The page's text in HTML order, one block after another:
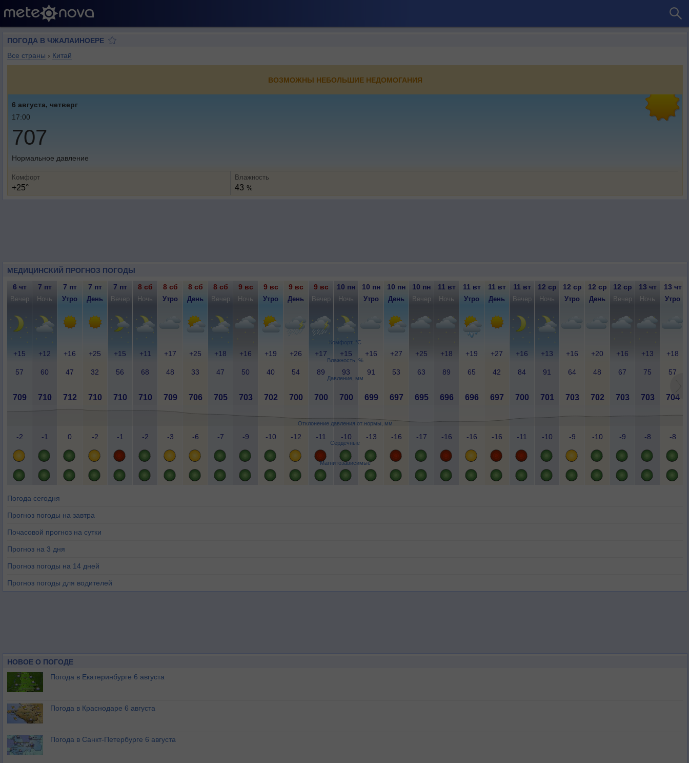
ПОГОДА В ЧЖАЛАИНОЕРЕ
Все страны › Китай
ВОЗМОЖНЫ НЕБОЛЬШИЕ НЕДОМОГАНИЯ
6 августа, четверг
17:00
707
Нормальное давление
Комфорт
+25°
Влажность
43 %
МЕДИЦИНСКИЙ ПРОГНОЗ ПОГОДЫ
Комфорт, °C
Влажность, %
Давление, мм
Отклонение давления от нормы, мм
Сердечные
Магнитозависимые
6 чт 7 пт 7 пт 7 пт 7 пт 8 сб 8 сб 8 сб 8 сб 9 вс 9 вс 9 вс 9 вс 10 пн 10 пн 10 пн 10 пн 11 вт 11 вт 11 вт 11 вт 12 ср 12 ср 12 ср 12 ср 13 чт 13 чт
Вечер Ночь Утро День Вечер Ночь Утро День Вечер Ночь Утро День Вечер Ночь Утро День Вечер Ночь Утро День Вечер Ночь Утро День Вечер Ночь Утро
+15 +12 +16 +25 +15 +11 +17 +25 +18 +16 +19 +26 +17 +15 +16 +27 +25 +18 +19 +27 +16 +13 +16 +20 +16 +13 +18
57 60 47 32 56 68 48 33 47 50 40 54 89 93 91 53 63 89 65 42 84 91 64 48 67 75 57
709 710 712 710 710 710 709 706 705 703 702 700 700 700 699 697 695 696 696 697 700 701 703 702 703 703 704
-2 -1 0 -2 -1 -2 -3 -6 -7 -9 -10 -12 -11 -10 -13 -16 -17 -16 -16 -16 -11 -10 -9 -10 -9 -8 -8
Погода сегодня
Прогноз погоды на завтра
Почасовой прогноз на сутки
Прогноз на 3 дня
Прогноз погоды на 14 дней
Прогноз погоды для водителей
НОВОЕ О ПОГОДЕ
Погода в Екатеринбурге 6 августа
Погода в Краснодаре 6 августа
Погода в Санкт-Петербурге 6 августа